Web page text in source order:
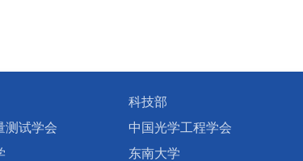
科技部
测试学会
中国光学工程学会
东南大学